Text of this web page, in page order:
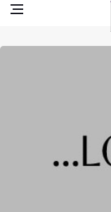
Vine Media
葡萄樹傳媒